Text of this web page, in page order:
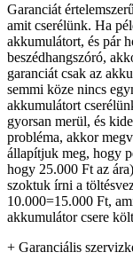
Garanciát
amit cserélünk. Ha
akkumulátort, és pár
beszédhangszóró,
garanciát csak az
semmi köze nincs
akkumulátort
gyorsan merül, és
probléma, akkor
állapítjuk meg, hogy
hogy 25.000 Ft az
szoktuk írni a
10.000=15.000 Ft,
akkumulátor csere
+ Garanciális